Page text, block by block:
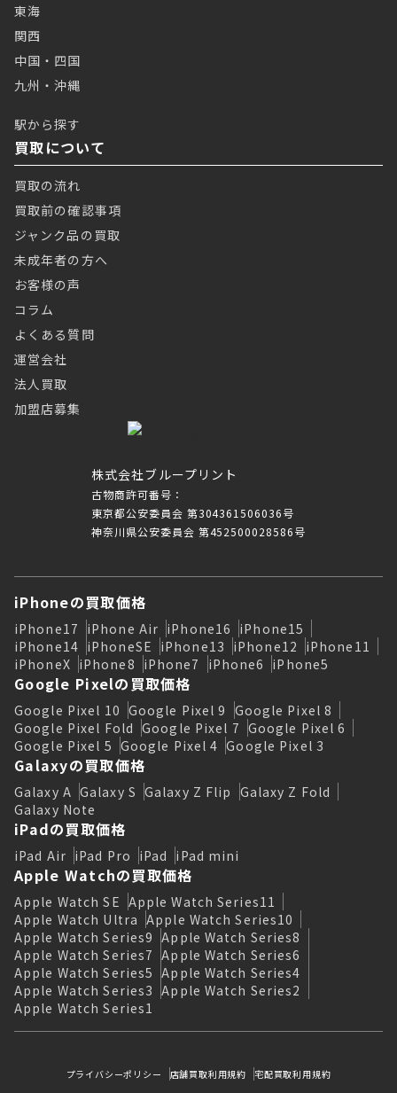
株式会社ブループリント
古物商許可番号：
東京都公安委員会 第304361506036号
神奈川県公安委員会 第452500028586号
東海
関西
中国・四国
九州・沖縄
駅から探す
買取について
買取の流れ
買取前の確認事項
ジャンク品の買取
未成年者の方へ
お客様の声
コラム
よくある質問
運営会社
法人買取
加盟店募集
iPhoneの買取価格
iPhone17 iPhone Air iPhone16 iPhone15
iPhone14 iPhoneSE iPhone13 iPhone12 iPhone11
iPhoneX iPhone8 iPhone7 iPhone6 iPhone5
Google Pixelの買取価格
Google Pixel 10 Google Pixel 9 Google Pixel 8
Google Pixel Fold Google Pixel 7 Google Pixel 6
Google Pixel 5 Google Pixel 4 Google Pixel 3
Galaxyの買取価格
Galaxy A Galaxy S Galaxy Z Flip Galaxy Z Fold
Galaxy Note
iPadの買取価格
iPad Air iPad Pro iPad iPad mini
Apple Watchの買取価格
Apple Watch SE Apple Watch Series11
Apple Watch Ultra Apple Watch Series10
Apple Watch Series9 Apple Watch Series8
Apple Watch Series7 Apple Watch Series6
Apple Watch Series5 Apple Watch Series4
Apple Watch Series3 Apple Watch Series2
Apple Watch Series1
プライバシーポリシー 店舗買取利用規約 宅配買取利用規約